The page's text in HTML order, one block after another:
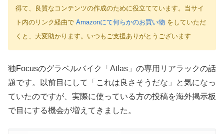
得て、良質なコンテンツの作成のために役立てています。当サイ
ト内のリンク経由で Amazonにて何らかのお買い物 をしていただ
くと、大変助かります。いつもご支援ありがとうございます
独Focusのグラベルバイク「Atlas」の専用リアラックの話
題です。以前目にして「これは良さそうだな」と気になっ
ていたのですが、実際に使っている方の投稿を海外掲示板
で目にする機会が増えてきました。